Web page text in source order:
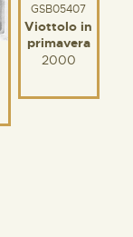
GSB05407
Viottolo in
primavera
2000